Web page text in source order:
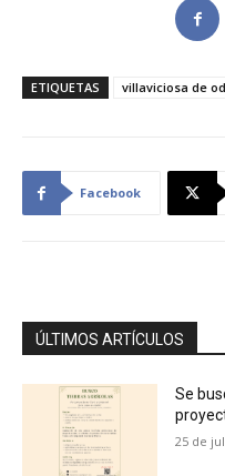
ETIQUETAS villaviciosa de
Facebook
ÚLTIMOS ARTÍCULOS
Se
25 de